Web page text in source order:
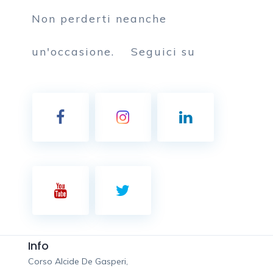
Non perderti neanche
un'occasione. Seguici su
Info
Corso Alcide De Gasperi,